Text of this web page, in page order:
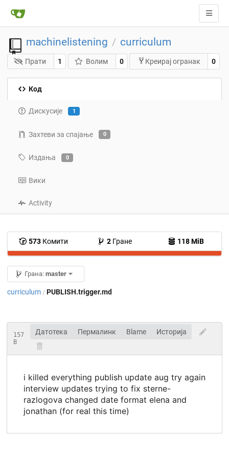
machinelistening / curriculum
Прати 1 Волим 0 Креирај огранак 0
Код
Дискусије 1
Захтеви за спајање 0
Издања 0
Вики
Activity
573Комити 2Гране 118 MiB
Грана: master
curriculum / PUBLISH.trigger.md
157
B
Датотека Пермалинк Blame Историја
i killed everything publish update aug try again
interview updates trying to fix sterne-
razlogova changed date format elena and
jonathan (for real this time)